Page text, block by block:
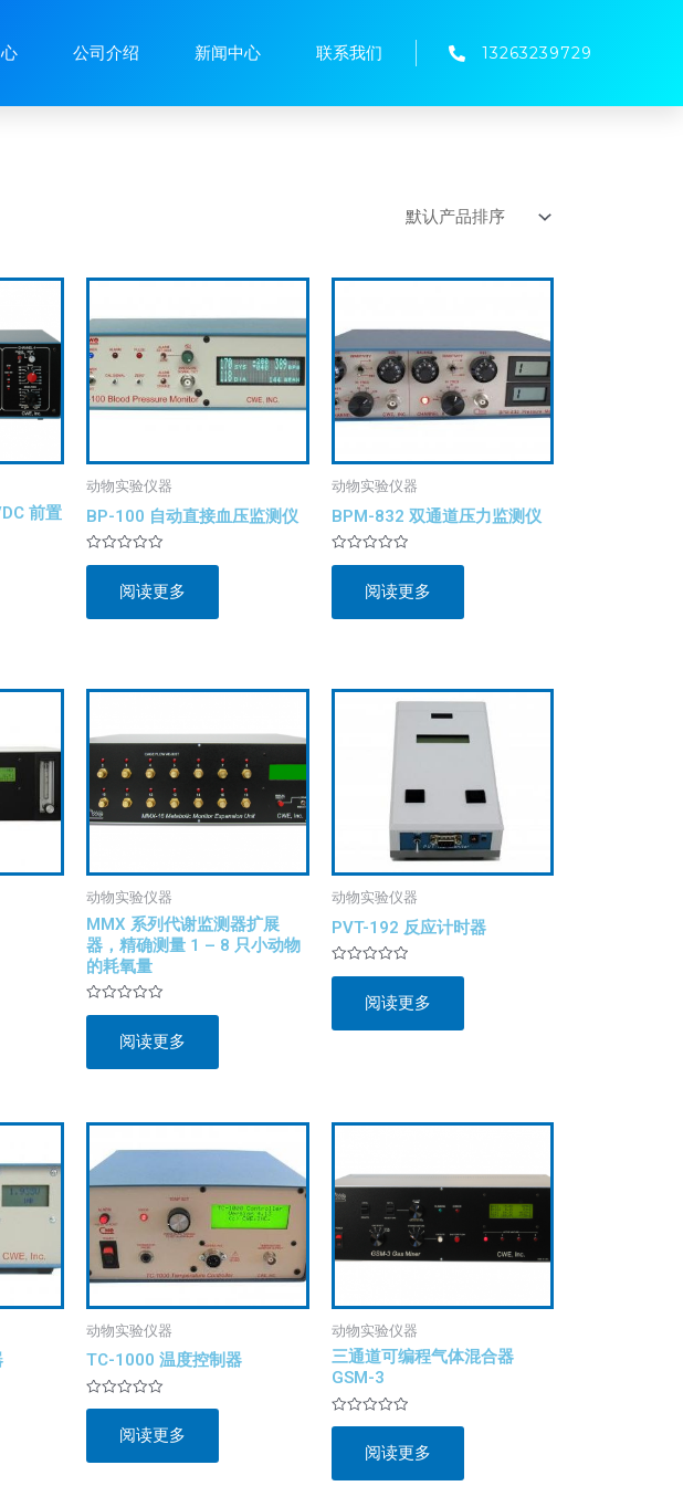
公司介绍 新闻中心 联系我们 13263239729
前置
动物实验仪器
BP-100 自动直接血压监测仪
评
&sol;
5
阅读更多
动物实验仪器
BPM-832 双通道压力监测仪
评
&sol;
5
阅读更多
动物实验仪器
MMX 系列代谢监测器扩展
器，精确测量 1 – 8 只小动物
的耗氧量
评
&sol;
5
阅读更多
动物实验仪器
PVT-192 反应计时器
评
&sol;
5
阅读更多
动物实验仪器
TC-1000 温度控制器
评
&sol;
5
阅读更多
动物实验仪器
三通道可编程气体混合器
GSM-3
评
&sol;
5
阅读更多